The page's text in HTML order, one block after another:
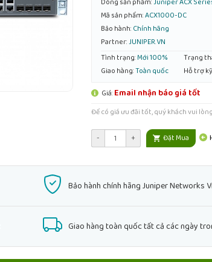
Dòng sản phẩm:Juniper ACX
Mã sản phẩm:ACX1000-DC
Bảo hành: Chính hãng
Partner:JUNIPER.VN
Tình trạng: Mới 100% Trạng
Giao hàng:Toàn quốc Hỗ trợ
Giá: Email nhận báo giá tốt
Để có giá ưu đãi tốt, quý khách vui
- + Đặt Mua
Bảo hành chính hãng Juniper Networks
Giao hàng toàn quốc tất cả các ngày